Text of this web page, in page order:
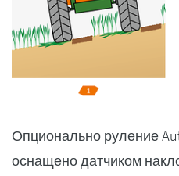
Опционально руление
оснащено датчиком